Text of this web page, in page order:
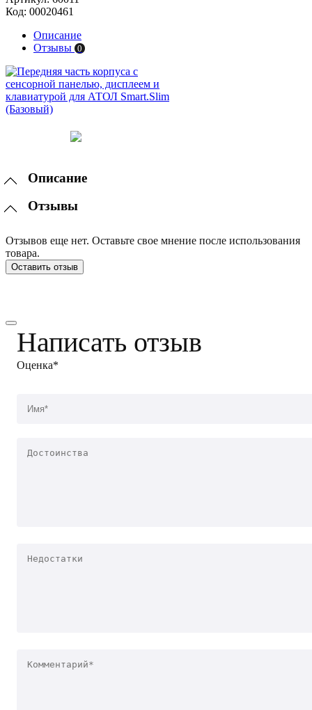
Код: 00020461
Описание
Отзывы 0
Описание
Отзывы
Отзывов еще нет. Оставьте свое мнение после использования
товара.
Оставить отзыв
Написать отзыв
Оценка*